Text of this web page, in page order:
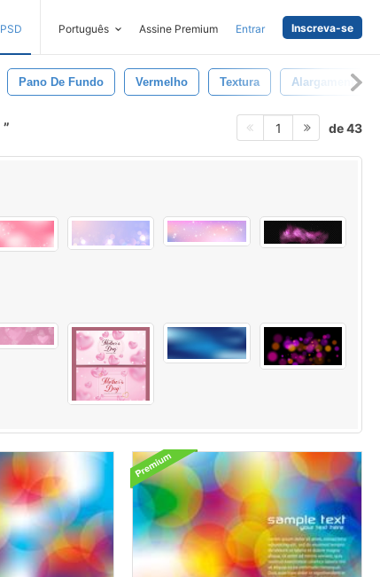
PSD Português Assine Premium Entrar Inscreva-se
Pano De Fundo Vermelho Textura Alargamento
1 de 43